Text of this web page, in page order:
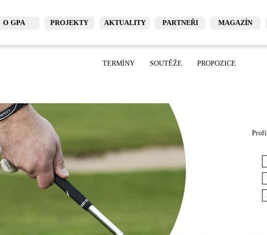
O GPA PROJEKTY AKTUALITY PARTNEŘI MAGAZÍN
TERMÍNY SOUTĚŽE PROPOZICE